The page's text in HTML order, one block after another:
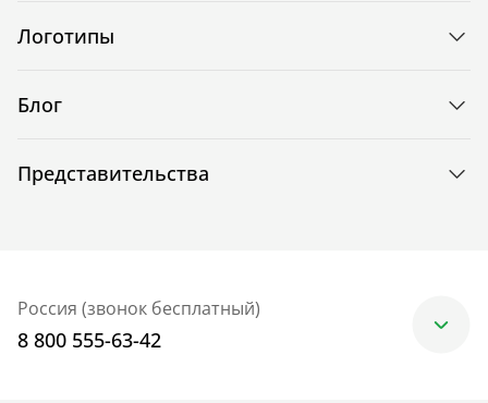
Логотипы
Блог
Представительства
Россия (звонок бесплатный)
8 800 555-63-42